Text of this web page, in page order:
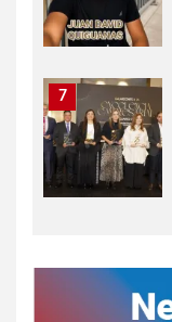
7